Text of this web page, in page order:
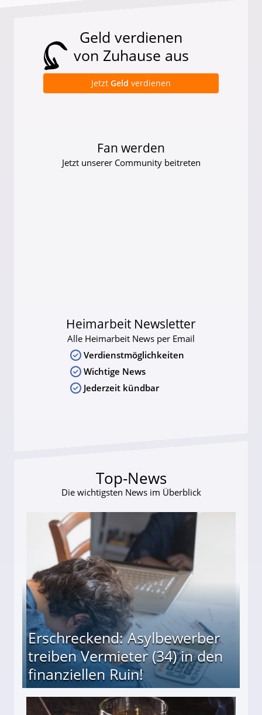
Geld verdienen
von Zuhause aus
Jetzt Geld verdienen
Fan werden
Jetzt unserer Community beitreten
Heimarbeit Newsletter
Alle Heimarbeit News per Email
Verdienstmöglichkeiten
Wichtige News
Jederzeit kündbar
Top-News
Die wichtigsten News im Überblick
Erschreckend: Asylbewerber
treiben Vermieter (34) in den
finanziellen Ruin!